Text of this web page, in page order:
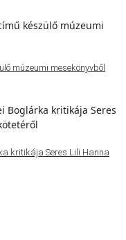
múzeumi mesekönyvből
kritikája Seres Lili Hanna